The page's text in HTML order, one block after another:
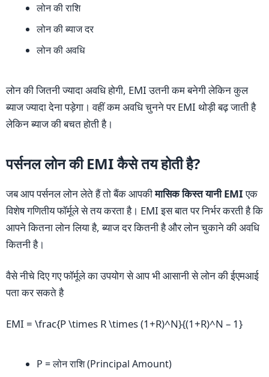
लोन की राशि
लोन की ब्याज दर
लोन की अवधि
लोन की जितनी ज्यादा अवधि होगी, EMI उतनी कम बनेगी लेकिन कुल
ब्याज ज्यादा देना पड़ेगा। वहीं कम अवधि चुनने पर EMI थोड़ी बढ़ जाती है
लेकिन ब्याज की बचत होती है।
पर्सनल लोन की EMI कैसे तय होती है?
जब आप पर्सनल लोन लेते हैं तो बैंक आपकीमासिक किस्त यानी EMIएक
विशेष गणितीय फॉर्मूले से तय करता है। EMI इस बात पर निर्भर करती है कि
आपने कितना लोन लिया है, ब्याज दर कितनी है और लोन चुकाने की अवधि
कितनी है।
वैसे नीचे दिए गए फॉर्मूले का उपयोग से आप भी आसानी से लोन की ईएमआई
पता कर सकते है
EMI = \frac{P \times R \times (1+R)^N}{(1+R)^N – 1}
P = लोन राशि (Principal Amount)